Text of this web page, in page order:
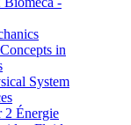
in
System
2 Énergie